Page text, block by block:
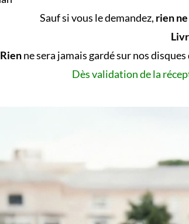
Sauf si vous le demandez, rien
Rienne sera jamais gardé sur nos
Dès validation de la